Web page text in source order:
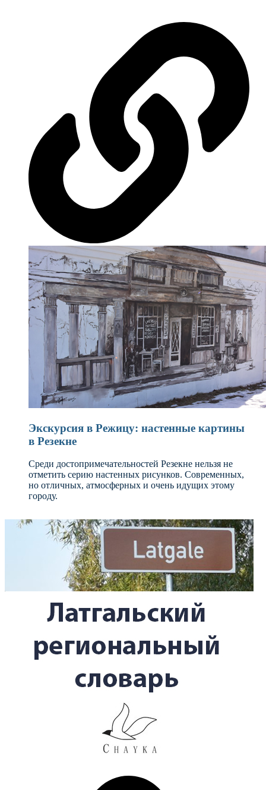
Экскурсия в Режицу: настенные картины
в Резекне
Среди достопримечательностей Резекне нельзя не
отметить серию настенных рисунков. Современных,
но отличных, атмосферных и очень идущих этому
городу.